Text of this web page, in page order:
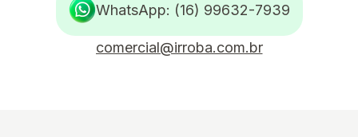
WhatsApp: (16) 99632-7939
comercial@irroba.com.br